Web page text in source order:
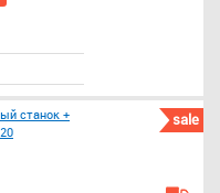
sale
станок +